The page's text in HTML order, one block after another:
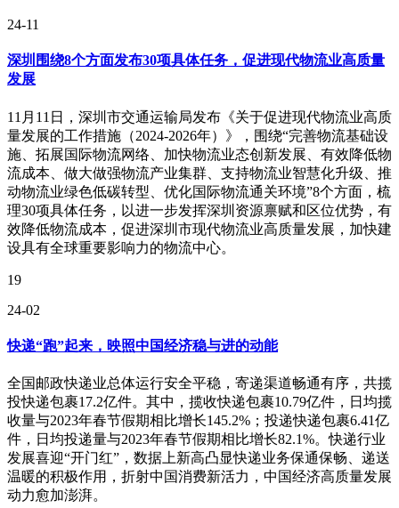
24-11
深圳围绕8个方面发布30项具体任务，促进现代物流业高质量
发展
11月11日，深圳市交通运输局发布《关于促进现代物流业高质
量发展的工作措施（2024-2026年）》，围绕“完善物流基础设
施、拓展国际物流网络、加快物流业态创新发展、有效降低物
流成本、做大做强物流产业集群、支持物流业智慧化升级、推
动物流业绿色低碳转型、优化国际物流通关环境”8个方面，梳
理30项具体任务，以进一步发挥深圳资源禀赋和区位优势，有
效降低物流成本，促进深圳市现代物流业高质量发展，加快建
设具有全球重要影响力的物流中心。
19
24-02
快递“跑”起来，映照中国经济稳与进的动能
全国邮政快递业总体运行安全平稳，寄递渠道畅通有序，共揽
投快递包裹17.2亿件。其中，揽收快递包裹10.79亿件，日均揽
收量与2023年春节假期相比增长145.2%；投递快递包裹6.41亿
件，日均投递量与2023年春节假期相比增长82.1%。快递行业
发展喜迎“开门红”，数据上新高凸显快递业务保通保畅、递送
温暖的积极作用，折射中国消费新活力，中国经济高质量发展
动力愈加澎湃。